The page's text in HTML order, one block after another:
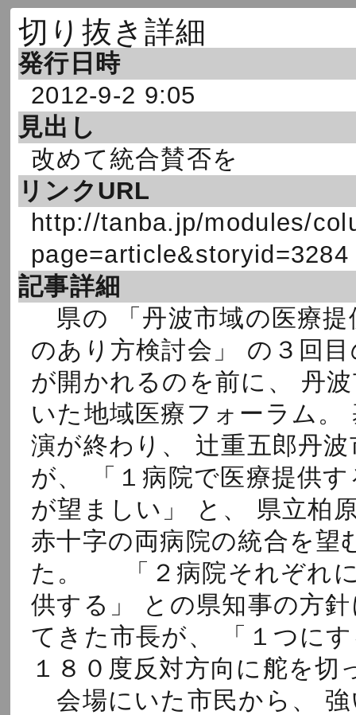
切り抜き詳細
発行日時
2012-9-2 9:05
見出し
改めて統合賛否を
リンクURL
http://tanba.jp/modules/
page=article&storyid=3284
記事詳細
県の 「丹波市域の医療提
のあり方検討会」 の３回
が開かれるのを前に、 丹
いた地域医療フォーラム。
演が終わり、 辻重五郎丹波
が、 「１病院で医療提供
が望ましい」 と、 県立柏
赤十字の両病院の統合を望
た。 「２病院それぞれ
供する」 との県知事の方
てきた市長が、 「１つに
１８０度反対方向に舵を切
会場にいた市民から、 強